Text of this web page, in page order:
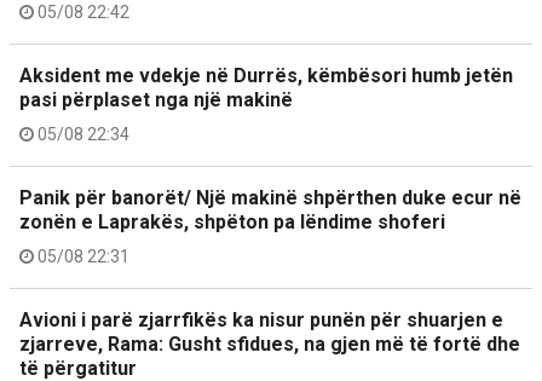
05/08 22:42
Aksident me vdekje në Durrës, këmbësori humb jetën
pasi përplaset nga një makinë
05/08 22:34
Panik për banorët/ Një makinë shpërthen duke ecur në
zonën e Laprakës, shpëton pa lëndime shoferi
05/08 22:31
Avioni i parë zjarrfikës ka nisur punën për shuarjen e
zjarreve, Rama: Gusht sfidues, na gjen më të fortë dhe
të përgatitur